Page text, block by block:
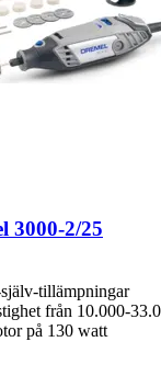
3000-​2/25
tillämpningar
från 10.000-
på 130 watt